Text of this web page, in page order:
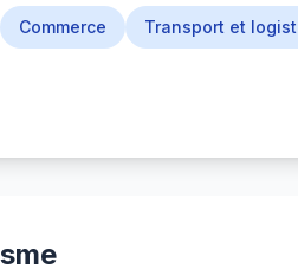
Commerce Transport et